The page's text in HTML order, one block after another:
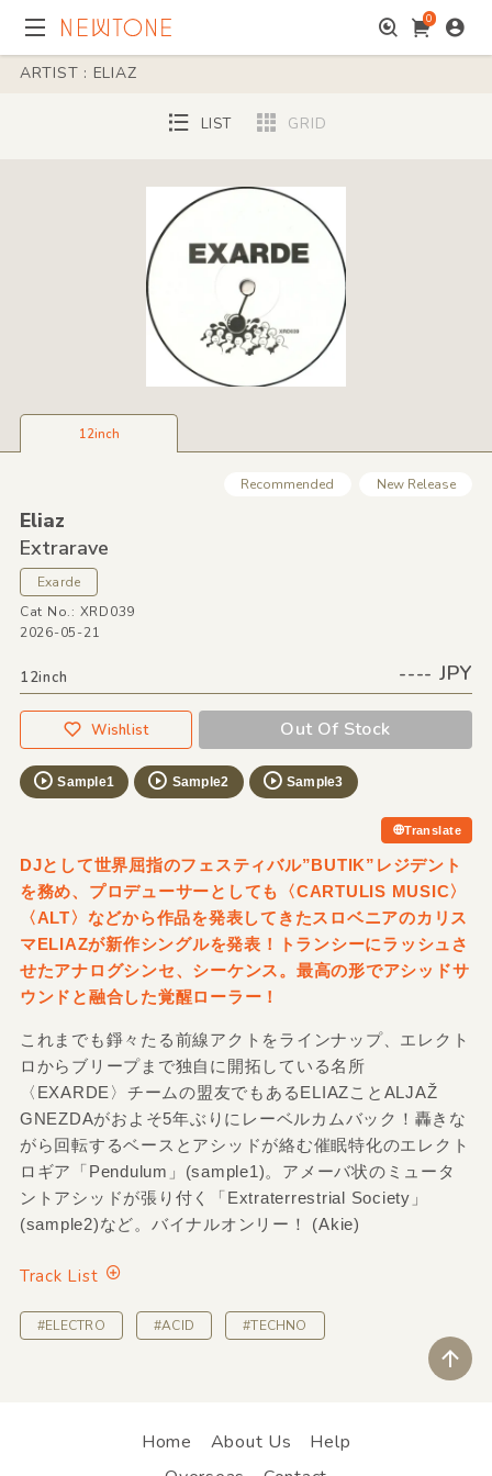
0
ARTIST : ELIAZ
LIST GRID
12inch
Recommended New Release
Eliaz
Extrarave
Exarde
Cat No.: XRD039
2026-05-21
12inch ---- JPY
Wishlist Out Of Stock
Sample1 Sample2 Sample3
Translate
DJとして世界屈指のフェスティバル”BUTIK”レジデント
を務め、プロデューサーとしても〈CARTULIS MUSIC〉
〈ALT〉などから作品を発表してきたスロベニアのカリス
マELIAZが新作シングルを発表！トランシーにラッシュさ
せたアナログシンセ、シーケンス。最高の形でアシッドサ
ウンドと融合した覚醒ローラー！
これまでも錚々たる前線アクトをラインナップ、エレクト
ロからブリープまで独自に開拓している名所
〈EXARDE〉チームの盟友でもあるELIAZことALJAŽ
GNEZDAがおよそ5年ぶりにレーベルカムバック！轟きな
がら回転するベースとアシッドが絡む催眠特化のエレクト
ロギア「Pendulum」(sample1)。アメーバ状のミュータ
ントアシッドが張り付く「Extraterrestrial Society」
(sample2)など。バイナルオンリー！ (Akie)
Track List
#ELECTRO #ACID #TECHNO
Home About Us
Help